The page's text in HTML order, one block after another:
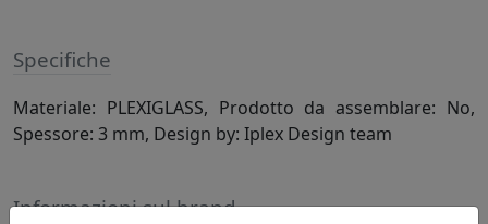
Specifiche
Materiale: PLEXIGLASS, Prodotto da assemblare: No,
Spessore: 3 mm, Design by: Iplex Design team
Informazioni sul brand